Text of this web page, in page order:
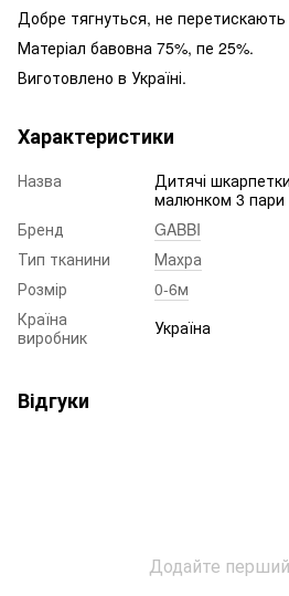
Добре тягнуться, не перетискають
Матеріал бавовна 75%, пе 25%.
Виготовлено в Україні.
Характеристики
Назва
Дитячі
малюнком 3 пари
Бренд
GABBI
Тип тканини
Махра
Розмір
0-6м
Країна
виробник
Україна
Відгуки
Додайте перший